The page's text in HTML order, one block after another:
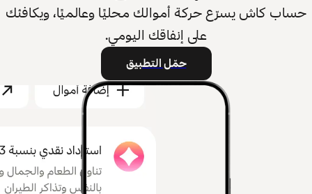
حساب كاش يسرّع حركة أموالك محليًا وعالميًا، ويكافئك
على إنفاقك اليومي.
حمّل التطبيق